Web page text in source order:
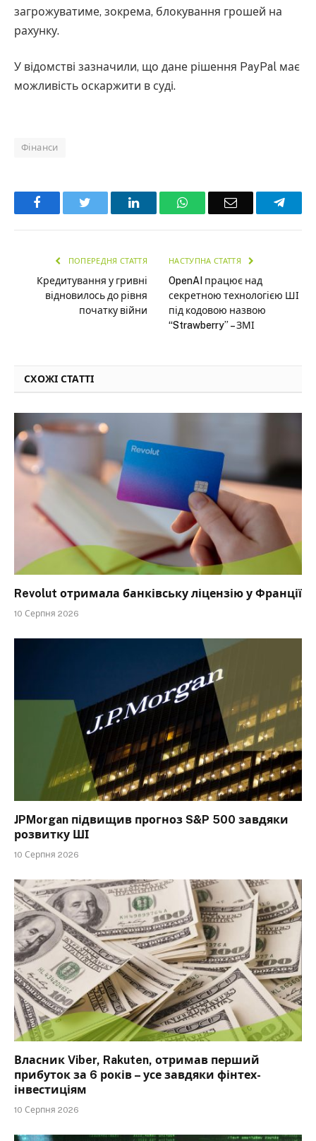
загрожуватиме, зокрема, блокування грошей на
рахунку.
У відомстві зазначили, що дане рішення PayPal має
можливість оскаржити в суді.
Фінанси
Facebook LinkedInWhatsAppEmail
ПОПЕРЕДНЯ СТАТТЯ
Кредитування у гривні
відновилось до рівня
початку війни
НАСТУПНА СТАТТЯ
OpenAI працює над
секретною технологією ШІ
під кодовою назвою
“Strawberry” – ЗМІ
СХОЖІ СТАТТІ
Revolut отримала банківську ліцензію у Франції
10 Серпня 2026
JPMorgan підвищив прогноз S&P 500 завдяки
розвитку ШІ
10 Серпня 2026
Власник Viber, Rakuten, отримав перший
прибуток за 6 років – усе завдяки фінтех-
інвестиціям
10 Серпня 2026